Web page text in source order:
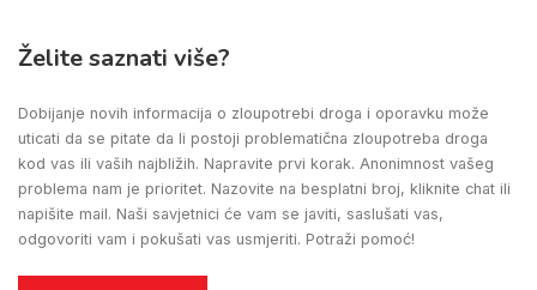
Želite saznati više?
Dobijanje novih informacija o zloupotrebi droga i oporavku može
uticati da se pitate da li postoji problematična zloupotreba droga
kod vas ili vaših najbližih. Napravite prvi korak. Anonimnost vašeg
problema nam je prioritet. Nazovite na besplatni broj, kliknite chat ili
napišite mail. Naši savjetnici će vam se javiti, saslušati vas,
odgovoriti vam i pokušati vas usmjeriti. Potraži pomoć!